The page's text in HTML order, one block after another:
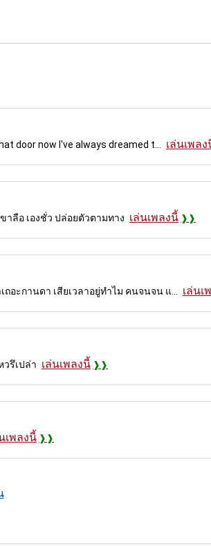
door now I've always dreamed t... เล่นเพล
าลือ เองชั่ว ปล่อยตัวตามทาง เล่นเพลงนี้
ะกานดา เสียเวลาอยู่ทำไม คนจนจน แ... เล่นเ
วรึเปล่า เล่นเพลงนี้
เพลงนี้